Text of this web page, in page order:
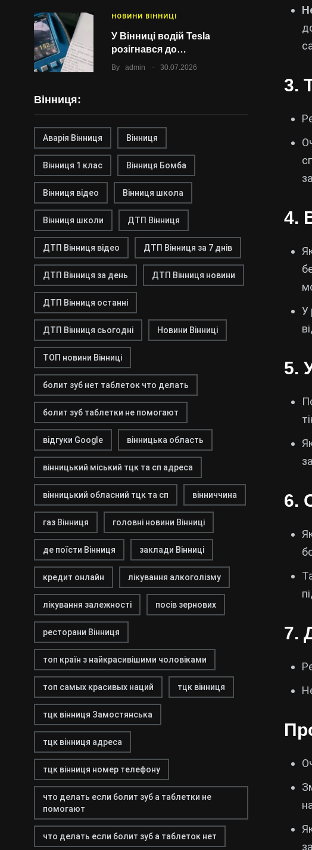
НОВИНИ ВІННИЦІ
У Вінниці водій Tesla
розігнався до…
By admin . 30.07.2026
Вінниця:
Аварія Вінниця Вінниця
Вінниця 1 клас Вінниця Бомба
Вінниця відео Вінниця школа
Вінниця школи ДТП Вінниця
ДТП Вінниця відео ДТП Вінниця за 7 днів
ДТП Вінниця за день ДТП Вінниця новини
ДТП Вінниця останні
ДТП Вінниця сьогодні Новини Вінниці
ТОП новини Вінниці
болит зуб нет таблеток что делать
болит зуб таблетки не помогают
відгуки Google вінницька область
вінницький міський тцк та сп адреса
вінницький обласний тцк та сп вінниччина
газ Вінниця головні новини Вінниці
де поїсти Вінниця заклади Вінниці
кредит онлайн лікування алкоголізму
лікування залежності посів зернових
ресторани Вінниця
топ країн з найкрасивішими чоловіками
топ самых красивых наций тцк вінниця
тцк вінниця Замостянська
тцк вінниця адреса
тцк вінниця номер телефону
что делать если болит зуб а таблетки не
помогают
что делать если болит зуб а таблеток нет
3.
4.
У
5.
6.
7.